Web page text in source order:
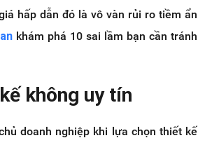
hấp dẫn đó là vô vàn rủi ro tiềm ẩn
khám phá 10 sai lầm bạn cần tránh
không uy tín
doanh nghiệp khi lựa chọn thiết kế